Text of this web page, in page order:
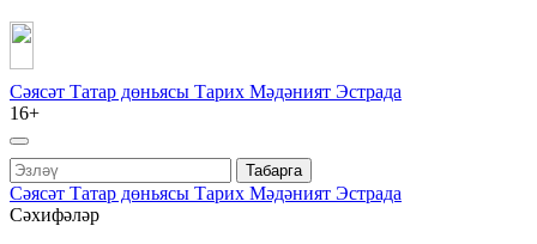
Сәясәт Татар дөньясы Тарих Мәдәният Эстрада
16+
Табарга
Сәясәт Татар дөньясы Тарих Мәдәният Эстрада
Сәхифәләр